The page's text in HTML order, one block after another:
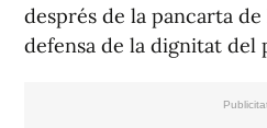
després de la pancarta
defensa de la dignitat del